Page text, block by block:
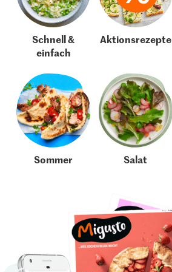
Schnell &
einfach
Aktionsrezepte
Sommer Salat